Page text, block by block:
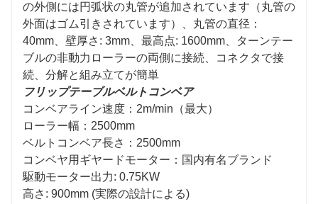
の外側には円弧状の丸管が追加されています（丸管の
外面はゴム引きされています）、丸管の直径：
40mm、壁厚さ: 3mm、最高点: 1600mm、ターンテー
ブルの非動力ローラーの両側に接続、コネクタで接
続、分解と組み立てが簡単
フリップテーブルベルトコンベア
コンベアライン速度：2m/min（最大）
ローラー幅：2500mm
ベルトコンベア長さ：2500mm
コンベヤ用ギヤードモーター：国内有名ブランド
駆動モーター出力: 0.75KW
高さ: 900mm (実際の設計による)